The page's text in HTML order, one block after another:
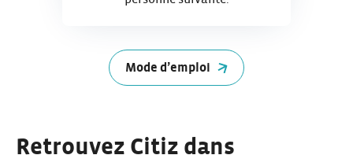
Mode d’emploi
Retrouvez Citiz dans